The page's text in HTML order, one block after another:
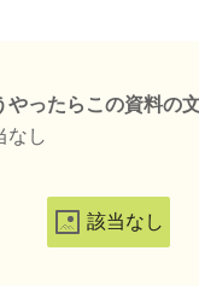
やったらこの資料の
なし
該当なし